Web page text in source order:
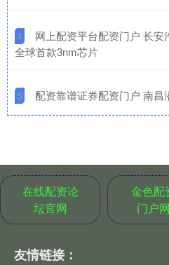
4
网上配资平台配资门户 长
全球首款3nm芯片
5 配资靠谱证券配资门户 南
在线配资论
坛官网
金色配
门户网
友情链接：